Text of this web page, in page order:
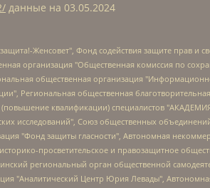
данные на 03.05.2024
благотворительный фонд "Гражданский союз", "Север.Реалии", Некоммерческая организация Фонд "Правовая инициатива", Общество с ограниченной ответственностью "Радио Свободная Европа/Радио Свобода", Чешское информационное агентство "MEDIUM-ORIENT", Красноярская региональная общественная организация "Мы против СПИДа", Камалягин Денис Николаевич, Маркелов Сергей Евгеньевич, Пономарев Лев Александрович, Савицкая Людмила Алексеевна, Автономная некоммерческая организация "Центр по работе с проблемой насилия "НАСИЛИЮ.НЕТ", Межрегиональный профессиональный союз работников здравоохранения "Альянс врачей", Юридическое лицо, зарегистрированное в Латвийской Республике, SIA "Medusa Project" (регистрационный номер 40103797863, дата регистрации 10.06.2014), Некоммерческая организация "Фонд по борьбе с коррупцией", Автономная некоммерческая организация "Институт права и публичной политики", Баданин Роман Сергеевич, Гликин Максим Александрович, Железнова Мария Михайловна, Лукьянова Юлия Сергеевна, Маетная Елизавета Витальевна, Маняхин Петр Борисович, Чуракова Ольга Владимировна, Ярош Юлия Петровна, Юридическое лицо "The Insider SIA", зарегистрированное в Риге, Латвийская Республика (дата регистрации 26.06.2015), являющееся администратором доменного имени интернет-издания "The Insider SIA", https://theins.ru, Постернак Алексей Евгеньевич, Рубин Михаил Аркадьевич, Анин Роман Александрович, Юридическое лицо Istories fonds, зарегистрированное в Латвийской Республике (регистрационный номер 50008295751, дата регистрации 24.02.2020), Великовский Дмитрий Александрович, Долинина Ирина Николаевна, Мароховская Алеся Алексеевна, Шлейнов Роман Юрьевич, Шмагун Олеся Валентиновна, Общество с ограниченной ответственностью "Альтаир 2021", Общество с ограниченной ответственностью "Вега 2021", Общество с ограниченной ответственностью "Главный редактор 2021", Общество с ограниченной ответственностью "Ромашки монолит", Важенков Артем Валерьевич, Ивановская областная общественная организация "Центр гендерных исследований", Гурман Юрий Альбертович, Медиапроект "ОВД-Инфо", Егоров Владимир Владимирович, Жилинский Владимир